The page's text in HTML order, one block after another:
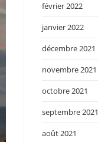
février 2022
janvier 2022
décembre 2021
novembre 2021
octobre 2021
septembre 2021
août 2021